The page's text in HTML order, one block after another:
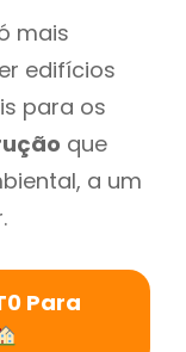
mais
edifícios
para os
que
a um
Para